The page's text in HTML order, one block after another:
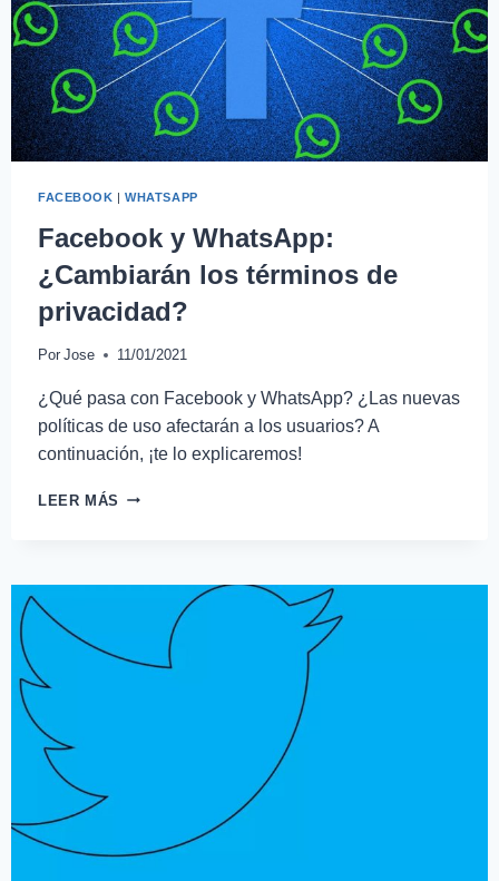
FACEBOOK |WHATSAPP
Facebook y WhatsApp:
¿Cambiarán los términos de
privacidad?
Por Jose 11/01/2021
¿Qué pasa con Facebook y WhatsApp? ¿Las nuevas
políticas de uso afectarán a los usuarios? A
continuación, ¡te lo explicaremos!
LEER MÁS